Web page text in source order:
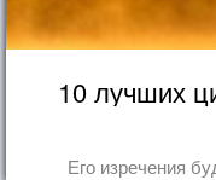
10 лучших
Его изречения